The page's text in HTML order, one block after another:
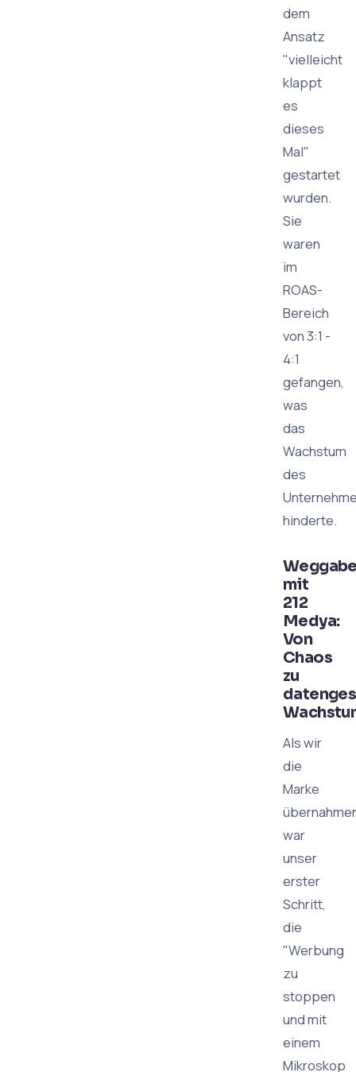
dem
Ansatz
"vielleicht
klappt
es
dieses
Mal"
gestartet
wurden.
Sie
waren
im
ROAS-
Bereich
von 3:1 -
4:1
gefangen,
was
das
Wachstum
des
hinderte.
mit
212
Medya:
Von
Chaos
zu
Als wir
die
Marke
war
unser
erster
Schritt,
die
"Werbung
zu
stoppen
und mit
einem
Mikroskop